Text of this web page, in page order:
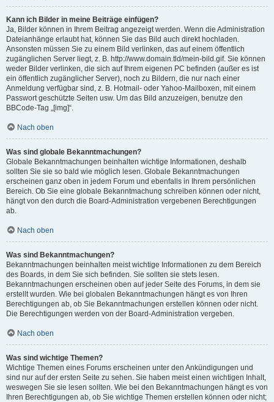
Kann ich Bilder in meine Beiträge einfügen?
Ja, Bilder können in Ihrem Beitrag angezeigt werden. Wenn die Administration
Dateianhänge erlaubt hat, können Sie das Bild auch direkt hochladen.
Ansonsten müssen Sie zu einem Bild verlinken, das auf einem öffentlich
zugänglichen Server liegt, z. B. http://www.domain.tld/mein-bild.gif. Sie können
weder Bilder verlinken, die sich auf Ihrem eigenen PC befinden (außer es ist
ein öffentlich zugänglicher Server), noch zu Bildern, die nur nach einer
Anmeldung verfügbar sind, z. B. Hotmail- oder Yahoo-Mailboxen, mit einem
Passwort geschützte Seiten usw. Um das Bild anzuzeigen, benutze den
BBCode-Tag „[img]“.
Nach oben
Was sind globale Bekanntmachungen?
Globale Bekanntmachungen beinhalten wichtige Informationen, deshalb
sollten Sie sie so bald wie möglich lesen. Globale Bekanntmachungen
erscheinen ganz oben in jedem Forum und ebenfalls in Ihrem persönlichen
Bereich. Ob Sie eine globale Bekanntmachung schreiben können oder nicht,
hängt von den durch die Board-Administration vergebenen Berechtigungen
ab.
Nach oben
Was sind Bekanntmachungen?
Bekanntmachungen beinhalten meist wichtige Informationen zu dem Bereich
des Boards, in dem Sie sich befinden. Sie sollten sie stets lesen.
Bekanntmachungen erscheinen oben auf jeder Seite des Forums, in dem sie
erstellt wurden. Wie bei globalen Bekanntmachungen hängt es von Ihren
Berechtigungen ab, ob Sie Bekanntmachungen erstellen können oder nicht.
Die Berechtigungen werden von der Board-Administration vergeben.
Nach oben
Was sind wichtige Themen?
Wichtige Themen eines Forums erscheinen unter den Ankündigungen und
sind nur auf der ersten Seite zu sehen. Sie haben meist einen wichtigen Inhalt,
weswegen Sie sie lesen sollten. Wie bei den Bekanntmachungen hängt es von
Ihren Berechtigungen ab, ob Sie wichtige Themen erstellen können oder nicht;